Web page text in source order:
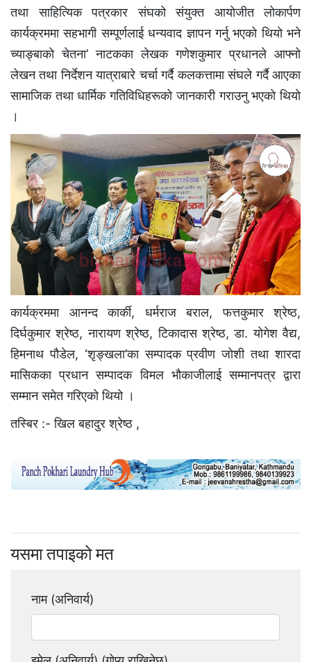
तथा साहित्यिक पत्रकार संघको संयुक्त आयोजीत लाेकार्पण
कार्यक्रममा सहभागी सम्पूर्णलाई धन्यवाद ज्ञापन गर्नु भएकाे थियाे भने
च्याङ्बाको चेतना’ नाटकका लेखक गणेशकुमार प्रधानले आफ्नो
लेखन तथा निर्देशन यात्राबारे चर्चा गर्दै कलकत्तामा संघले गर्दै आएका
सामाजिक तथा धार्मिक गतिविधिहरूको जानकारी गराउनु भएकाे थियाे
।
कार्यक्रममा आनन्द कार्की, धर्मराज बराल, फत्तकुमार श्रेष्ठ,
दिर्घकुमार श्रेष्ठ, नारायण श्रेष्ठ, टिकादास श्रेष्ठ, डा. योगेश वैद्य,
हिमनाथ पौडेल, ‘शृङ्खला’का सम्पादक प्रवीण जोशी तथा शारदा
मासिकका प्रधान सम्पादक विमल भौकाजीलाई सम्मानपत्र द्वारा
सम्मान समेत गरिएकाे थियाे ।
तस्बिर :- खिल बहादुर श्रेष्ठ ,
यसमा तपाइको मत
नाम (अनिवार्य)